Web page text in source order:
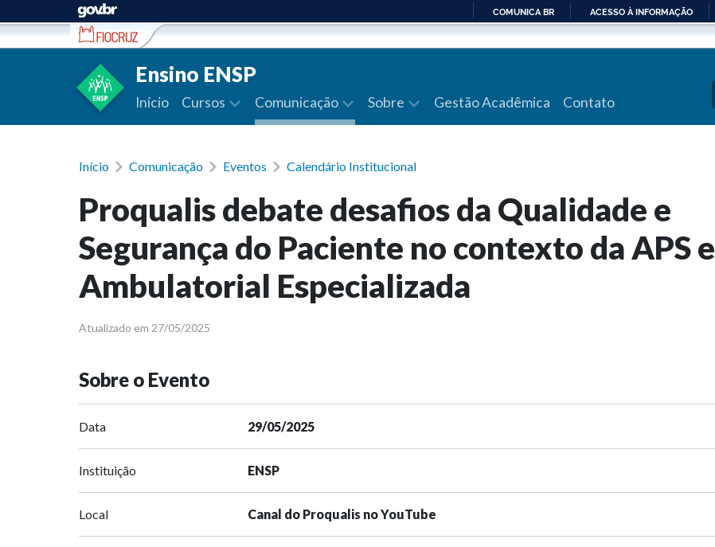
Ir para conteúdo
PARA
COMUNICA BR ACESSO À INFORMAÇÃO
Ensino ENSP
Início Cursos Comunicação Sobre Gestão Acadêmica Contato
Início Comunicação Eventos Calendário Institucional
Proqualis debate desafios da Qualidade e
Segurança do Paciente no contexto da APS e
Ambulatorial Especializada
Atualizado em 27/05/2025
Sobre o Evento
Data 29/05/2025
Instituição ENSP
Local Canal do Proqualis no YouTube